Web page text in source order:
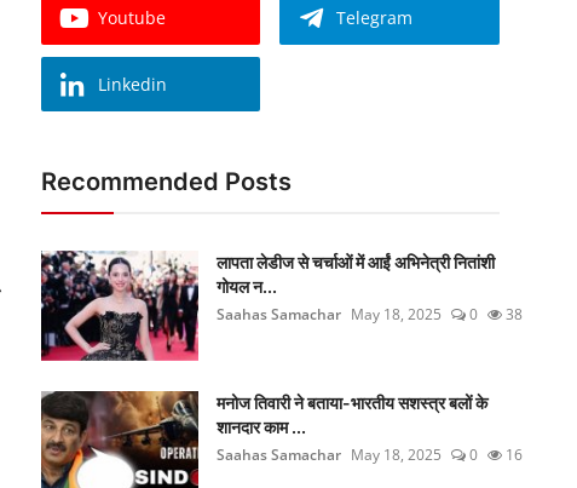
Youtube Telegram
Linkedin
Recommended Posts
लापता लेडीज से चर्चाओं में आईं अभिनेत्री नितांशी
गोयल न...
Saahas Samachar May 18, 2025 0 38
मनोज तिवारी ने बताया-भारतीय सशस्त्र बलों के
शानदार काम ...
Saahas Samachar May 18, 2025 0 16